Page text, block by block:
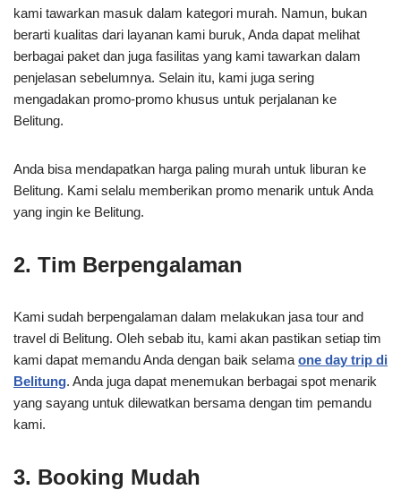
kami tawarkan masuk dalam kategori murah. Namun, bukan
berarti kualitas dari layanan kami buruk, Anda dapat melihat
berbagai paket dan juga fasilitas yang kami tawarkan dalam
penjelasan sebelumnya. Selain itu, kami juga sering
mengadakan promo-promo khusus untuk perjalanan ke
Belitung.
Anda bisa mendapatkan harga paling murah untuk liburan ke
Belitung. Kami selalu memberikan promo menarik untuk Anda
yang ingin ke Belitung.
2. Tim Berpengalaman
Kami sudah berpengalaman dalam melakukan jasa tour and
travel di Belitung. Oleh sebab itu, kami akan pastikan setiap tim
kami dapat memandu Anda dengan baik selama one day trip di
Belitung. Anda juga dapat menemukan berbagai spot menarik
yang sayang untuk dilewatkan bersama dengan tim pemandu
kami.
3. Booking Mudah